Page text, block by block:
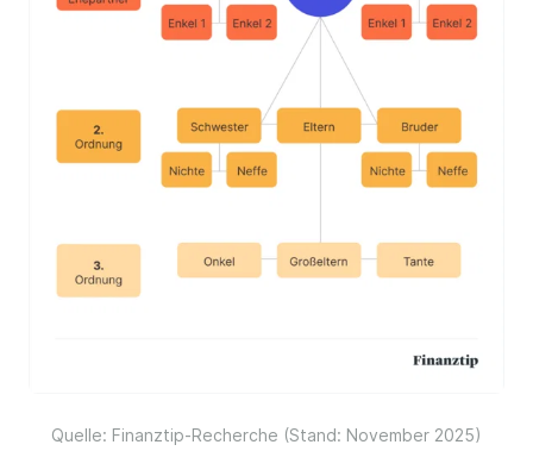
Quelle: Finanztip-Recherche (Stand: November 2025)